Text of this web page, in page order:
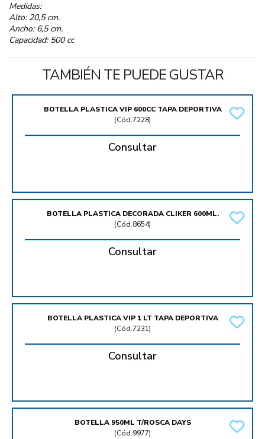
Medidas:
Alto: 20,5 cm.
Ancho: 6,5 cm.
Capacidad: 500 cc
TAMBIÉN TE PUEDE GUSTAR
BOTELLA PLASTICA VIP 600CC TAPA DEPORTIVA
(Cód.7228)
Consultar
BOTELLA PLASTICA DECORADA CLIKER 600ML.
(Cód.8654)
Consultar
BOTELLA PLASTICA VIP 1 LT TAPA DEPORTIVA
(Cód.7231)
Consultar
BOTELLA 950ML T/ROSCA DAYS
(Cód.9977)